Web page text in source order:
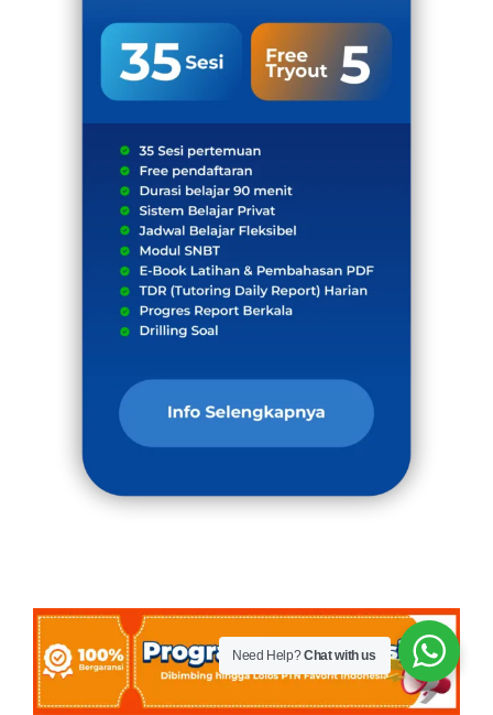
Need Help?Chat with us